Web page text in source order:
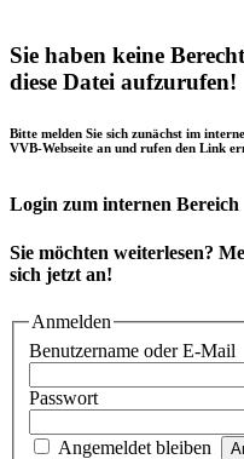
Sie haben keine
diese Datei aufzurufen!
Bitte melden Sie sich zunächst im
VVB-Webseite an und rufen den Link
Login zum internen Bereich
Sie möchten weiterlesen?
sich jetzt an!
Anmelden
Benutzername oder E-Mail
Passwort
Angemeldet bleiben